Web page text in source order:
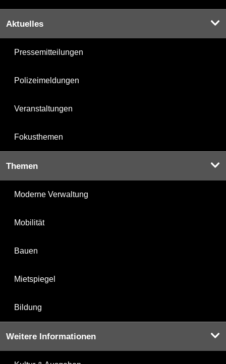
Aktuelles
Pressemitteilungen
Polizeimeldungen
Veranstaltungen
Fokusthemen
Themen
Moderne Verwaltung
Mobilität
Bauen
Mietspiegel
Bildung
Weitere Informationen